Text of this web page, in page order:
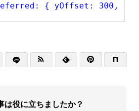
{ yOffset: 300,
  
は役に立ちましたか？